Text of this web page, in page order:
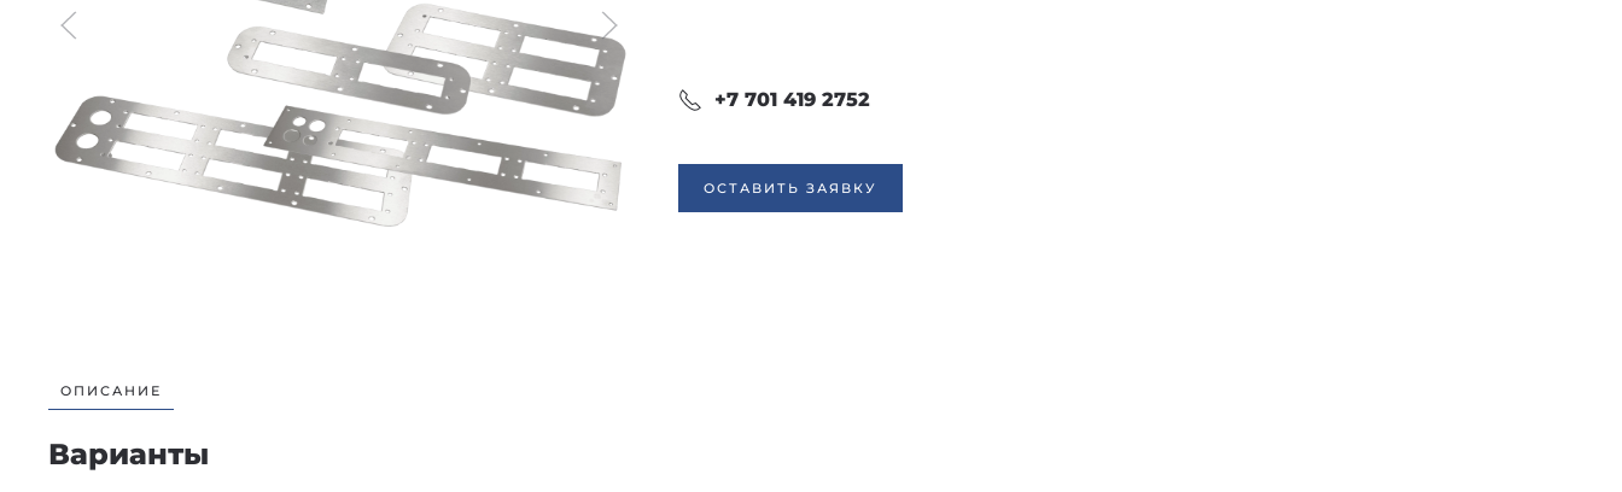
+7 701 419 2752
ОСТАВИТЬ ЗАЯВКУ
ОПИСАНИЕ
Варианты